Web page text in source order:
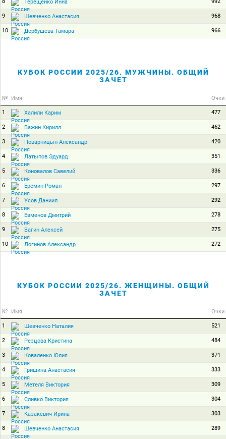
Терещенко Инна
9 Шевченко Анастасия 968
10 Дербушева Тамара 966
КУБОК РОССИИ 2025/26. МУЖЧИНЫ. ОБЩИЙ
ЗАЧЕТ
№ Имя Очки
1 Халили Карим 477
2 Бажин Кирилл 462
3 Поварницын Александр 420
4 Латыпов Эдуард 351
5 Коновалов Савелий 336
6 Еремин Роман 297
7 Усов Даниил 292
8 Евменов Дмитрий 278
9 Вагин Алексей 275
10 Логинов Александр 272
КУБОК РОССИИ 2025/26. ЖЕНЩИНЫ. ОБЩИЙ
ЗАЧЕТ
№ Имя Очки
1 Шевченко Наталия 521
2 Резцова Кристина 484
3 Коваленко Юлия 371
4 Гришина Анастасия 333
5 Метеля Виктория 309
6 Сливко Виктория 304
7 Казакевич Ирина 303
8 Шевченко Анастасия 289